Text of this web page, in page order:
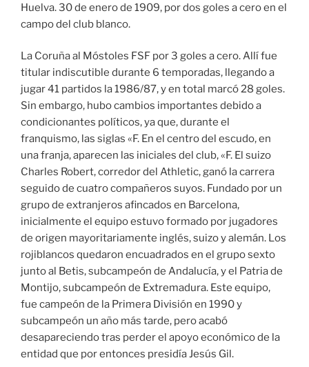
Huelva. 30 de enero de 1909, por dos goles a cero en el
campo del club blanco.
La Coruña al Móstoles FSF por 3 goles a cero. Allí fue
titular indiscutible durante 6 temporadas, llegando a
jugar 41 partidos la 1986/87, y en total marcó 28 goles.
Sin embargo, hubo cambios importantes debido a
condicionantes políticos, ya que, durante el
franquismo, las siglas «F. En el centro del escudo, en
una franja, aparecen las iniciales del club, «F. El suizo
Charles Robert, corredor del Athletic, ganó la carrera
seguido de cuatro compañeros suyos. Fundado por un
grupo de extranjeros afincados en Barcelona,
inicialmente el equipo estuvo formado por jugadores
de origen mayoritariamente inglés, suizo y alemán. Los
rojiblancos quedaron encuadrados en el grupo sexto
junto al Betis, subcampeón de Andalucía, y el Patria de
Montijo, subcampeón de Extremadura. Este equipo,
fue campeón de la Primera División en 1990 y
subcampeón un año más tarde, pero acabó
desapareciendo tras perder el apoyo económico de la
entidad que por entonces presidía Jesús Gil.